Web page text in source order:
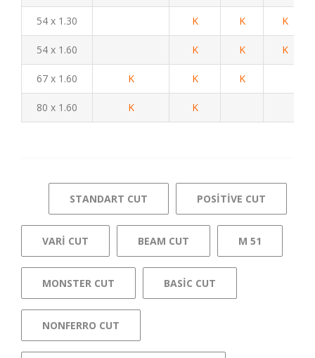
54 x 1.30 K K K
54 x 1.60 K K K
67 x 1.60 K K K
80 x 1.60 K K
STANDART CUT POSITIVE CUT
VARI CUT BEAM CUT M 51
MONSTER CUT BASIC CUT
NONFERRO CUT